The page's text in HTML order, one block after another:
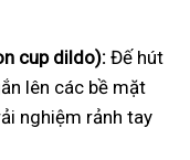
cup dildo):Đế hút
lên các bề mặt
nghiệm rảnh tay